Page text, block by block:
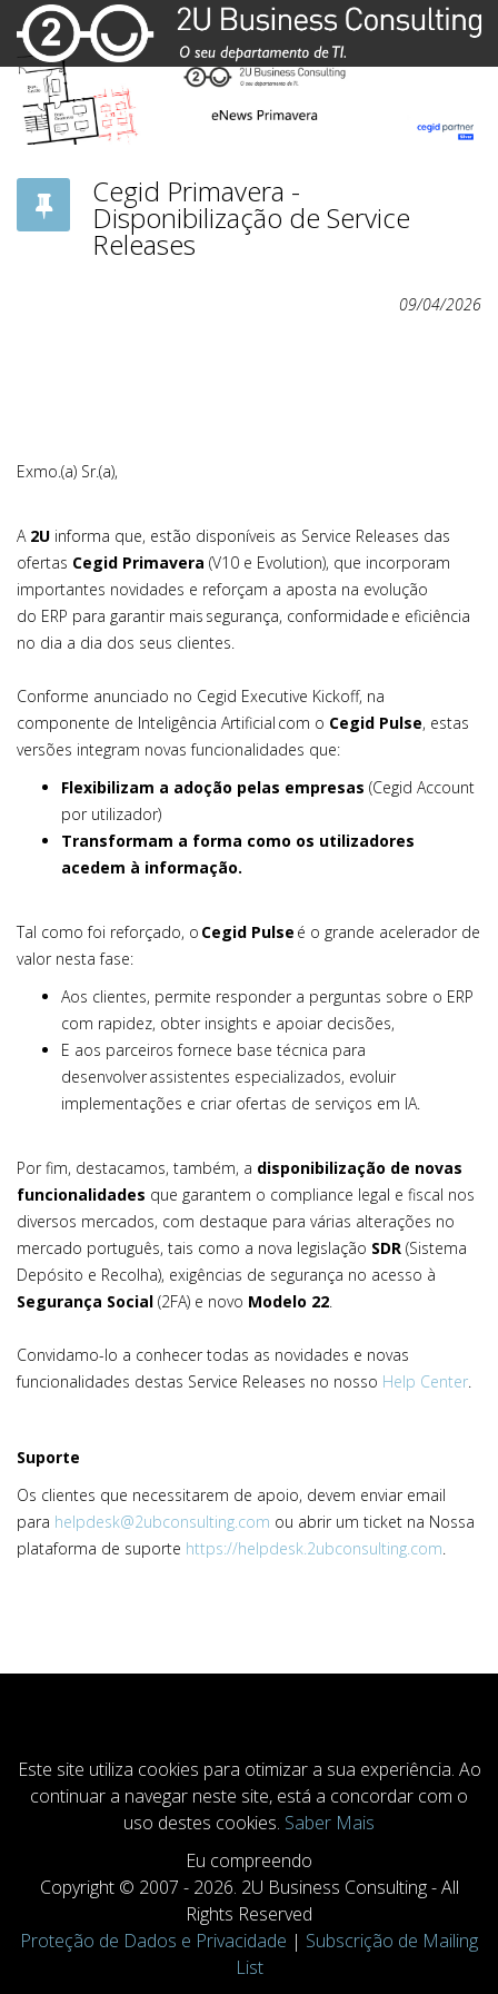
Cegid Primavera -
Disponibilização de Service
Releases
09/04/2026
Exmo.(a) Sr.(a),
A 2U informa que, estão disponíveis as Service Releases das
ofertas Cegid Primavera (V10 e Evolution), que incorporam
importantes novidades e reforçam a aposta na evolução
do ERP para garantir mais segurança, conformidade e eficiência
no dia a dia dos seus clientes.
Conforme anunciado no Cegid Executive Kickoff, na
componente de Inteligência Artificial com o Cegid Pulse, estas
versões integram novas funcionalidades que:
Flexibilizam a adoção pelas empresas (Cegid Account
por utilizador)
Transformam a forma como os utilizadores
acedem à informação.
Tal como foi reforçado, o Cegid Pulse é o grande acelerador de
valor nesta fase:
Aos clientes, permite responder a perguntas sobre o ERP
com rapidez, obter insights e apoiar decisões,
E aos parceiros fornece base técnica para
desenvolver assistentes especializados, evoluir
implementações e criar ofertas de serviços em IA.
Por fim, destacamos, também, a disponibilização de novas
funcionalidades que garantem o compliance legal e fiscal nos
diversos mercados, com destaque para várias alterações no
mercado português, tais como a nova legislação SDR (Sistema
Depósito e Recolha), exigências de segurança no acesso à
Segurança Social (2FA) e novo Modelo 22.
Convidamo-lo a conhecer todas as novidades e novas
funcionalidades destas Service Releases no nosso Help Center.
Suporte
Os clientes que necessitarem de apoio, devem enviar email
para helpdesk@2ubconsulting.com ou abrir um ticket na Nossa
plataforma de suporte https://helpdesk.2ubconsulting.com.
Este site utiliza cookies para otimizar a sua experiência. Ao
continuar a navegar neste site, está a concordar com o
uso destes cookies. Saber Mais
Eu compreendo
Copyright © 2007 - 2026. 2U Business Consulting - All
Rights Reserved
Proteção de Dados e Privacidade | Subscrição de Mailing
List